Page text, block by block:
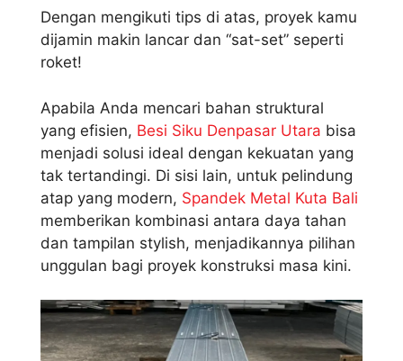
Dengan mengikuti tips di atas, proyek kamu
dijamin makin lancar dan “sat-set” seperti
roket!
Apabila Anda mencari bahan struktural
yang efisien, Besi Siku Denpasar Utara bisa
menjadi solusi ideal dengan kekuatan yang
tak tertandingi. Di sisi lain, untuk pelindung
atap yang modern, Spandek Metal Kuta Bali
memberikan kombinasi antara daya tahan
dan tampilan stylish, menjadikannya pilihan
unggulan bagi proyek konstruksi masa kini.